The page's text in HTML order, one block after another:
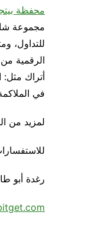
محفظة
للتداول،
الرقمية
أتراك مثل:
في
لمزيد من
رغدة أبو